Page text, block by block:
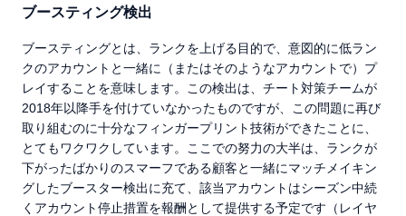
ブースティング検出
ブースティングとは、ランクを上げる目的で、意図的に低ラン
クのアカウントと一緒に（またはそのようなアカウントで）プ
レイすることを意味します。この検出は、チート対策チームが
2018年以降手を付けていなかったものですが、この問題に再び
取り組むのに十分なフィンガープリント技術ができたことに、
とてもワクワクしています。ここでの努力の大半は、ランクが
下がったばかりのスマーフである顧客と一緒にマッチメイキン
グしたブースター検出に充て、該当アカウントはシーズン中続
くアカウント停止措置を報酬として提供する予定です（レイヤ